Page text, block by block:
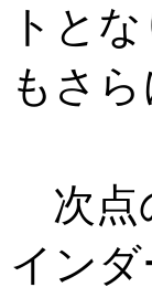
トと
もさ
次点
イン